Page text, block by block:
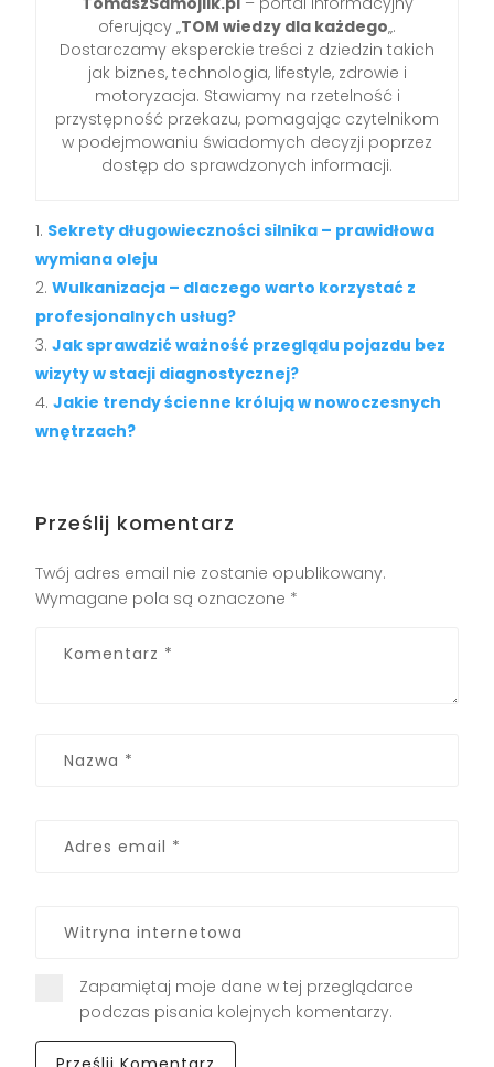
oferujący „TOM wiedzy dla każdego„.
Dostarczamy eksperckie treści z dziedzin takich
jak biznes, technologia, lifestyle, zdrowie i
motoryzacja. Stawiamy na rzetelność i
przystępność przekazu, pomagając czytelnikom
w podejmowaniu świadomych decyzji poprzez
dostęp do sprawdzonych informacji.
Sekrety długowieczności silnika – prawidłowa
wymiana oleju
Wulkanizacja – dlaczego warto korzystać z
profesjonalnych usług?
Jak sprawdzić ważność przeglądu pojazdu bez
wizyty w stacji diagnostycznej?
Jakie trendy ścienne królują w nowoczesnych
wnętrzach?
Prześlij komentarz
Twój adres email nie zostanie opublikowany.
Wymagane pola są oznaczone *
Zapamiętaj moje dane w tej przeglądarce
podczas pisania kolejnych komentarzy.